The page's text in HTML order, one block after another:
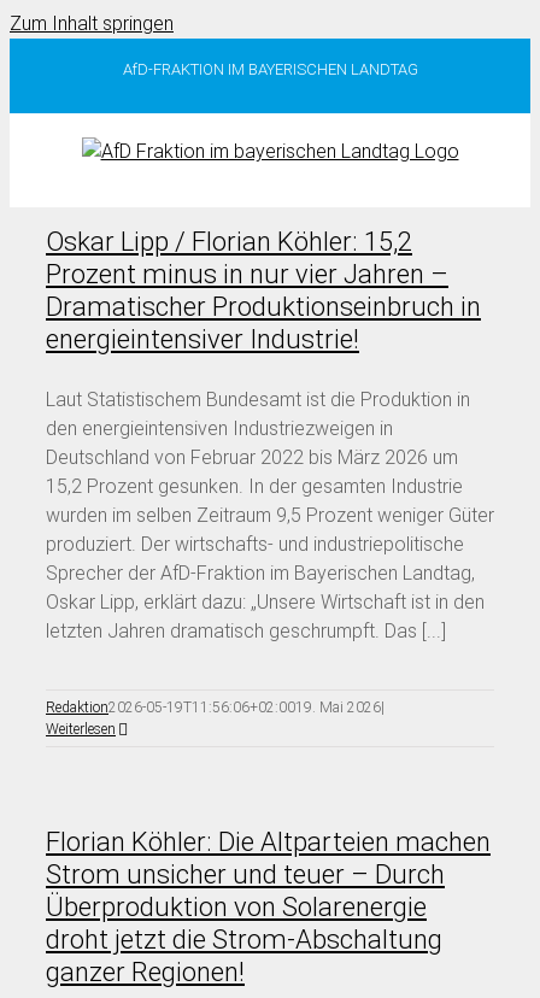
Zum Inhalt springen
AfD-FRAKTION IM BAYERISCHEN LANDTAG
Oskar Lipp / Florian Köhler: 15,2
Prozent minus in nur vier Jahren –
Dramatischer Produktionseinbruch in
energieintensiver Industrie!
Laut Statistischem Bundesamt ist die Produktion in
den energieintensiven Industriezweigen in
Deutschland von Februar 2022 bis März 2026 um
15,2 Prozent gesunken. In der gesamten Industrie
wurden im selben Zeitraum 9,5 Prozent weniger Güter
produziert. Der wirtschafts- und industriepolitische
Sprecher der AfD-Fraktion im Bayerischen Landtag,
Oskar Lipp, erklärt dazu: „Unsere Wirtschaft ist in den
letzten Jahren dramatisch geschrumpft. Das [...]
Redaktion2026-05-19T11:56:06+02:0019. Mai 2026|
Weiterlesen
Florian Köhler: Die Altparteien machen
Strom unsicher und teuer – Durch
Überproduktion von Solarenergie
droht jetzt die Strom-Abschaltung
ganzer Regionen!